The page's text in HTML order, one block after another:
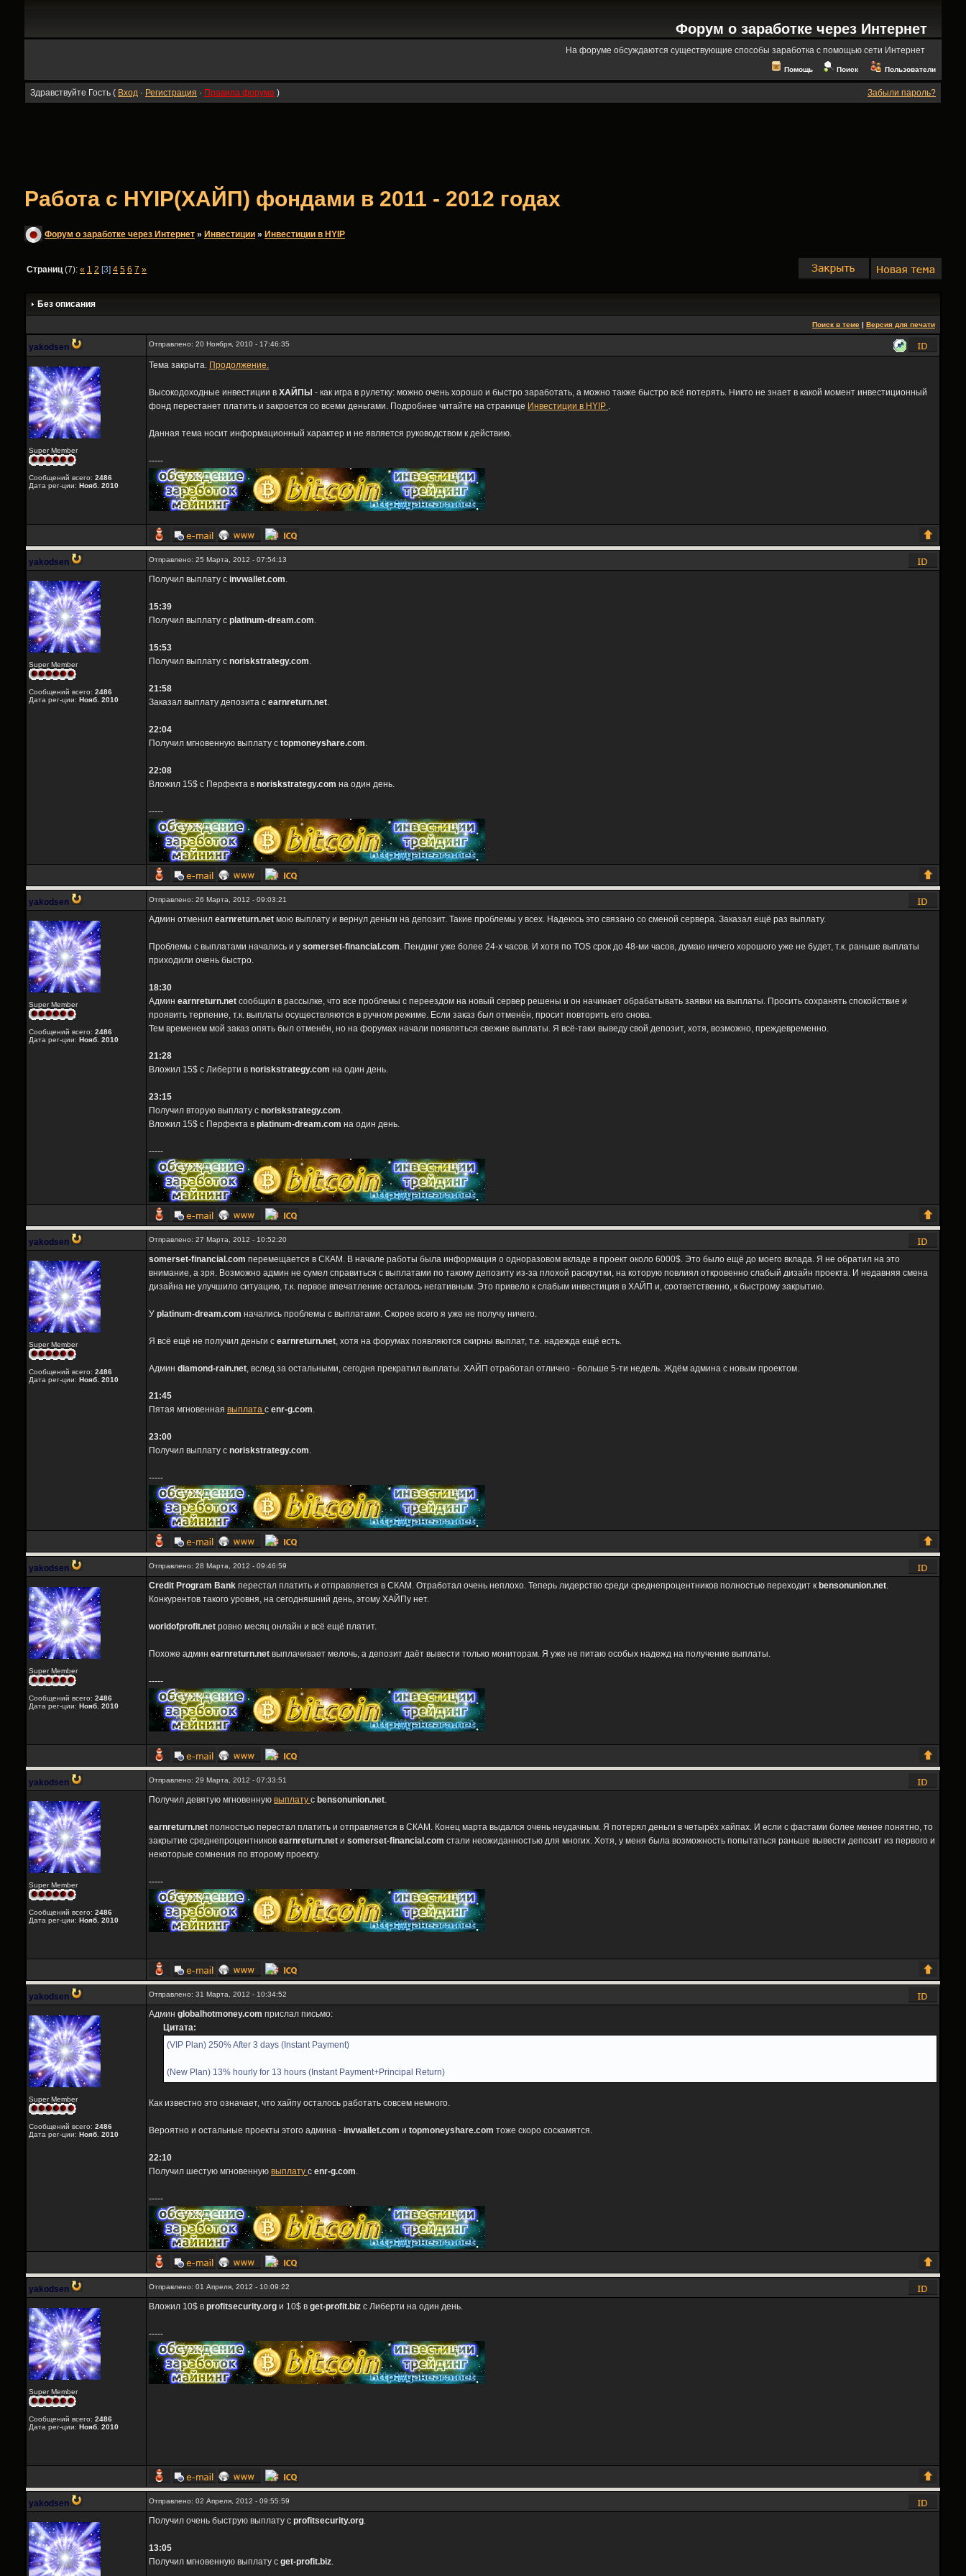
Форум о заработке через Интернет
На форуме обсуждаются существующие способы заработка с помощью сети Интернет
Помощь Поиск Пользователи
Здравствуйте Гость ( Вход · Регистрация · Правила форума ) Забыли пароль?
Работа с HYIP(ХАЙП) фондами в 2011 - 2012 годах
Форум о заработке через Интернет » Инвестиции » Инвестиции в HYIP
Страниц(7): « 1 2 [3] 4 5 6 7 »
Без описания
Поиск в теме | Версия для печати
yakodsen Отправлено: 20 Ноября, 2010 - 17:46:35
Super Member
Сообщений всего: 2486
Дата рег-ции: Нояб. 2010
Тема закрыта. Продолжение.
Высокодоходные инвестиции в ХАЙПЫ - как игра в рулетку: можно очень хорошо и быстро заработать, а можно также быстро всё потерять. Никто не знает в какой момент инвестиционный
фонд перестанет платить и закроется со всеми деньгами. Подробнее читайте на странице Инвестиции в HYIP .
Данная тема носит информационный характер и не является руководством к действию.
-----
yakodsen Отправлено: 25 Марта, 2012 - 07:54:13
Super Member
Сообщений всего: 2486
Дата рег-ции: Нояб. 2010
Получил выплату с invwallet.com.
15:39
Получил выплату с platinum-dream.com.
15:53
Получил выплату с noriskstrategy.com.
21:58
Заказал выплату депозита с earnreturn.net.
22:04
Получил мгновенную выплату с topmoneyshare.com.
22:08
Вложил 15$ с Перфекта в noriskstrategy.com на один день.
-----
yakodsen Отправлено: 26 Марта, 2012 - 09:03:21
Super Member
Сообщений всего: 2486
Дата рег-ции: Нояб. 2010
Админ отменил earnreturn.net мою выплату и вернул деньги на депозит. Такие проблемы у всех. Надеюсь это связано со сменой сервера. Заказал ещё раз выплату.
Проблемы с выплатами начались и у somerset-financial.com. Пендинг уже более 24-х часов. И хотя по TOS срок до 48-ми часов, думаю ничего хорошого уже не будет, т.к. раньше выплаты
приходили очень быстро.
18:30
Админ earnreturn.net сообщил в рассылке, что все проблемы с переездом на новый сервер решены и он начинает обрабатывать заявки на выплаты. Просить сохранять спокойствие и
проявить терпение, т.к. выплаты осуществляются в ручном режиме. Если заказ был отменён, просит повторить его снова.
Тем временем мой заказ опять был отменён, но на форумах начали появляться свежие выплаты. Я всё-таки выведу свой депозит, хотя, возможно, преждевременно.
21:28
Вложил 15$ с Либерти в noriskstrategy.com на один день.
23:15
Получил вторую выплату с noriskstrategy.com.
Вложил 15$ с Перфекта в platinum-dream.com на один день.
-----
yakodsen Отправлено: 27 Марта, 2012 - 10:52:20
Super Member
Сообщений всего: 2486
Дата рег-ции: Нояб. 2010
somerset-financial.com перемещается в СКАМ. В начале работы была информация о одноразовом вкладе в проект около 6000$. Это было ещё до моего вклада. Я не обратил на это
внимание, а зря. Возможно админ не сумел справиться с выплатами по такому депозиту из-за плохой раскрутки, на которую повлиял откровенно слабый дизайн проекта. И недавняя смена
дизайна не улучшило ситуацию, т.к. первое впечатление осталось негативным. Это привело к слабым инвестиция в ХАЙП и, соответственно, к быстрому закрытию.
У platinum-dream.com начались проблемы с выплатами. Скорее всего я уже не получу ничего.
Я всё ещё не получил деньги с earnreturn.net, хотя на форумах появляются скирны выплат, т.е. надежда ещё есть.
Админ diamond-rain.net, вслед за остальными, сегодня прекратил выплаты. ХАЙП отработал отлично - больше 5-ти недель. Ждём админа с новым проектом.
21:45
Пятая мгновенная выплата с enr-g.com.
23:00
Получил выплату с noriskstrategy.com.
-----
yakodsen Отправлено: 28 Марта, 2012 - 09:46:59
Super Member
Сообщений всего: 2486
Дата рег-ции: Нояб. 2010
Credit Program Bank перестал платить и отправляется в СКАМ. Отработал очень неплохо. Теперь лидерство среди среднепроцентников полностью переходит к bensonunion.net.
Конкурентов такого уровня, на сегодняшний день, этому ХАЙПу нет.
worldofprofit.net ровно месяц онлайн и всё ещё платит.
Похоже админ earnreturn.net выплачивает мелочь, а депозит даёт вывести только мониторам. Я уже не питаю особых надежд на получение выплаты.
-----
yakodsen Отправлено: 29 Марта, 2012 - 07:33:51
Super Member
Сообщений всего: 2486
Дата рег-ции: Нояб. 2010
Получил девятую мгновенную выплату c bensonunion.net.
earnreturn.net полностью перестал платить и отправляется в СКАМ. Конец марта выдался очень неудачным. Я потерял деньги в четырёх хайпах. И если с фастами более менее понятно, то
закрытие среднепроцентников earnreturn.net и somerset-financial.com стали неожиданностью для многих. Хотя, у меня была возможность попытаться раньше вывести депозит из первого и
некоторые сомнения по второму проекту.
-----
yakodsen Отправлено: 31 Марта, 2012 - 10:34:52
Super Member
Сообщений всего: 2486
Дата рег-ции: Нояб. 2010
Админ globalhotmoney.com прислал письмо:
Цитата:
(VIP Plan) 250% After 3 days (Instant Payment)
(New Plan) 13% hourly for 13 hours (Instant Payment+Principal Return)
Как известно это означает, что хайпу осталось работать совсем немного.
Вероятно и остальные проекты этого админа - invwallet.com и topmoneyshare.com тоже скоро соскамятся.
22:10
Получил шестую мгновенную выплату с enr-g.com.
-----
yakodsen Отправлено: 01 Апреля, 2012 - 10:09:22
Super Member
Сообщений всего: 2486
Дата рег-ции: Нояб. 2010
Вложил 10$ в profitsecurity.org и 10$ в get-profit.biz с Либерти на один день.
-----
yakodsen Отправлено: 02 Апреля, 2012 - 09:55:59
Получил очень быструю выплату с profitsecurity.org.
13:05
Получил мгновенную выплату с get-profit.biz.